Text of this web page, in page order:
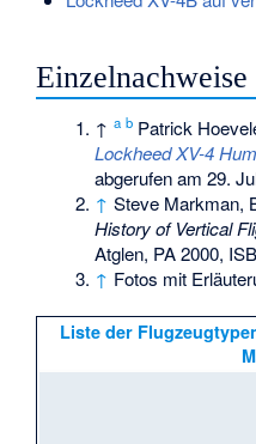
Einzelnachweise
↑a b Patrick
Lockheed XV-4
abgerufen am 29.
↑ Steve Markman,
History of Vertical
Atglen, PA 2000,
↑ Fotos mit
Liste der